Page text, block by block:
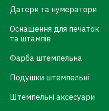
Датери та нумератори
Оснащення для печаток
та штампів
Фарба штемпельна
Подушки штемпельні
Штемпельні аксесуари